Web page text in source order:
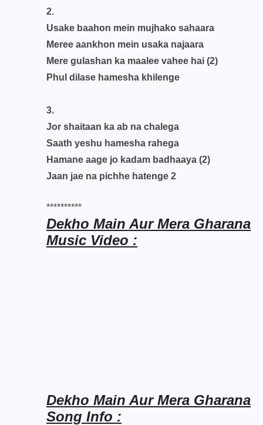
2.
Usake baahon mein mujhako sahaara
Meree aankhon mein usaka najaara
Mere gulashan ka maalee vahee hai (2)
Phul dilase hamesha khilenge
3.
Jor shaitaan ka ab na chalega
Saath yeshu hamesha rahega
Hamane aage jo kadam badhaaya (2)
Jaan jae na pichhe hatenge 2
**********
Dekho Main Aur Mera Gharana
Music Video :
Dekho Main Aur Mera Gharana
Song Info :